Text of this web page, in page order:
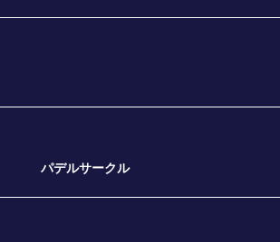
パデルサークル